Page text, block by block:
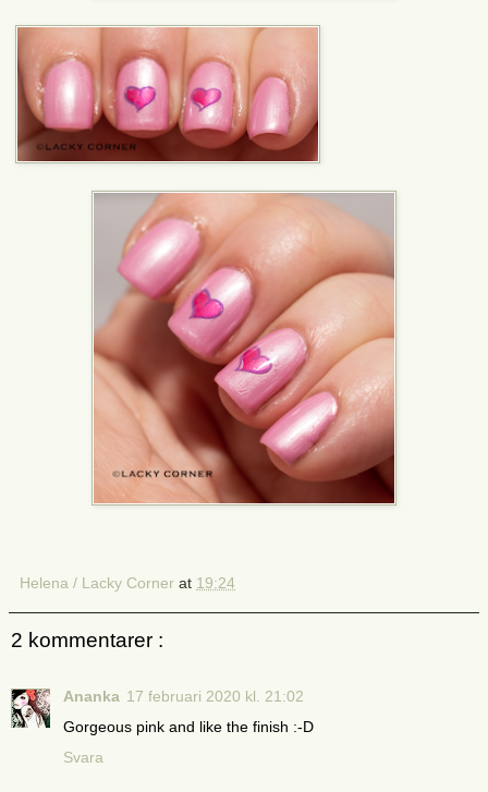
Helena / Lacky Corner at 19:24
2 kommentarer :
Ananka 17 februari 2020 kl. 21:02
Gorgeous pink and like the finish :-D
Svara